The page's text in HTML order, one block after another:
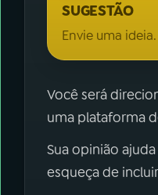
SUGESTÃO
Envie uma ideia.
Você será
uma plataforma
Sua opinião
esqueça de